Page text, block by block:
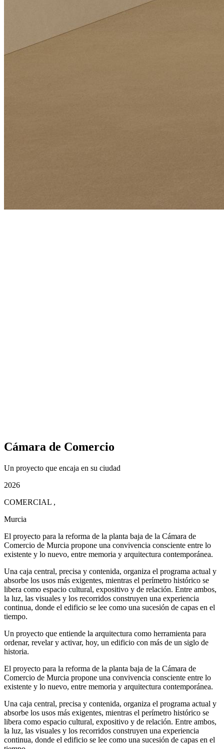
Cámara de Comercio
Un proyecto que encaja en su ciudad
2026
COMERCIAL ,
Murcia
El proyecto para la reforma de la planta baja de la Cámara de
Comercio de Murcia propone una convivencia consciente entre lo
existente y lo nuevo, entre memoria y arquitectura contemporánea.
Una caja central, precisa y contenida, organiza el programa actual y
absorbe los usos más exigentes, mientras el perímetro histórico se
libera como espacio cultural, expositivo y de relación. Entre ambos,
la luz, las visuales y los recorridos construyen una experiencia
continua, donde el edificio se lee como una sucesión de capas en el
tiempo.
Un proyecto que entiende la arquitectura como herramienta para
ordenar, revelar y activar, hoy, un edificio con más de un siglo de
historia.
El proyecto para la reforma de la planta baja de la Cámara de
Comercio de Murcia propone una convivencia consciente entre lo
existente y lo nuevo, entre memoria y arquitectura contemporánea.
Una caja central, precisa y contenida, organiza el programa actual y
absorbe los usos más exigentes, mientras el perímetro histórico se
libera como espacio cultural, expositivo y de relación. Entre ambos,
la luz, las visuales y los recorridos construyen una experiencia
continua, donde el edificio se lee como una sucesión de capas en el